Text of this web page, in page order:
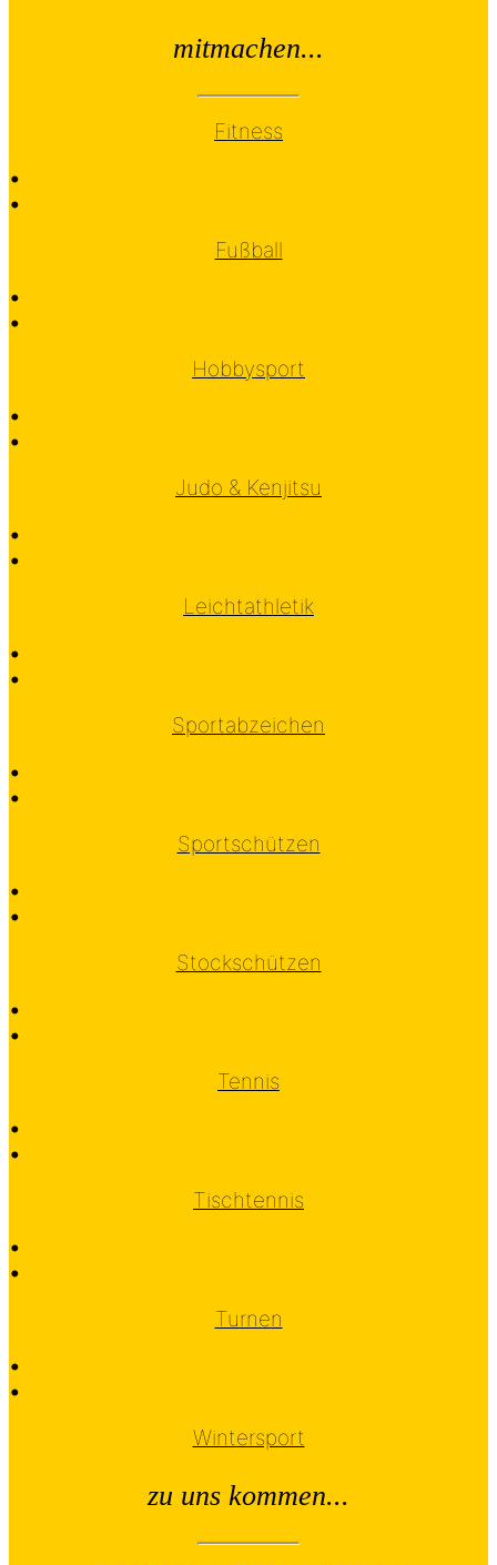
mitmachen...
Fitness
•
•
Fußball
•
•
Hobbysport
•
•
Judo & Kenjitsu
•
•
Leichtathletik
•
•
Sportabzeichen
•
•
Sportschützen
•
•
Stockschützen
•
•
Tennis
•
•
Tischtennis
•
•
Turnen
•
•
Wintersport
zu uns kommen...